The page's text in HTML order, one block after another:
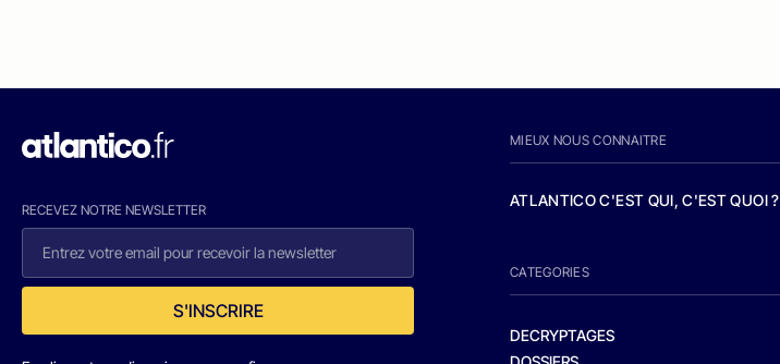
RECEVEZ NOTRE NEWSLETTER
S'INSCRIRE
MIEUX NOUS CONNAITRE
ATLANTICO C'EST QUI, C'EST QUOI ?
CATEGORIES
DECRYPTAGES